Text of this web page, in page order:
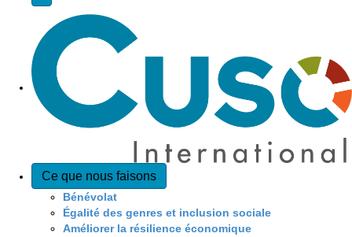
Ce que nous faisons
Bénévolat
Égalité des genres et inclusion sociale
Améliorer la résilience économique